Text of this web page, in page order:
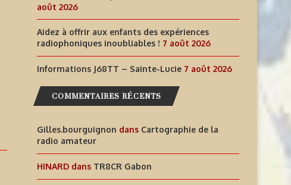
AIDEZ À OFFRIR AUX ENFANTS
DES EXPÉRIENCES
RADIOPHONIQUES...
7 août 2026
INFORMATIONS J68TT –
LUCIE
août 2026
Aidez à offrir aux enfants des expériences
radiophoniques inoubliables ! 7 août 2026
Informations J68TT – Sainte-Lucie 7 août 2026
COMMENTAIRES RÉCENTS
Gilles.bourguignon dans Cartographie de la
radio amateur
HINARD dans TR8CR Gabon